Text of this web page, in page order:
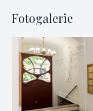
Fotogalerie